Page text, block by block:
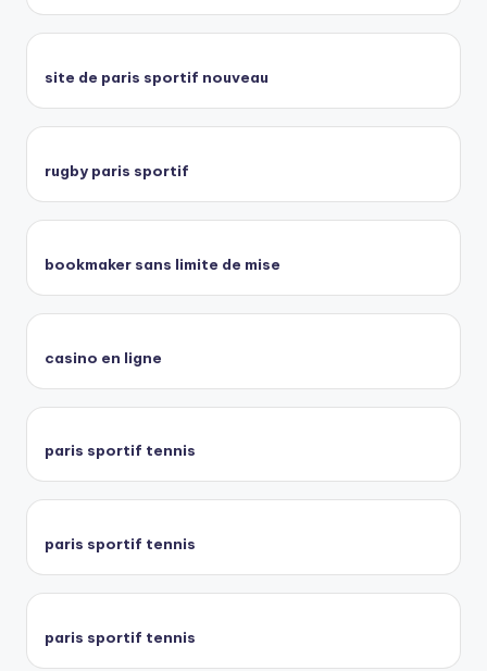
site de paris sportif nouveau
rugby paris sportif
bookmaker sans limite de mise
casino en ligne
paris sportif tennis
paris sportif tennis
paris sportif tennis